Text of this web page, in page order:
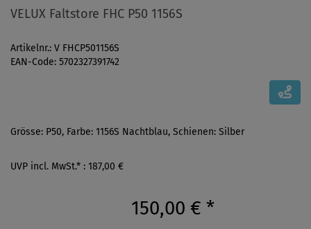
VELUX Faltstore FHC P50 1156S
Artikelnr.: V FHCP501156S
EAN-Code: 5702327391742
Grösse: P50, Farbe: 1156S Nachtblau, Schienen: Silber
UVP incl. MwSt.* : 187,00 €
150,00 € *